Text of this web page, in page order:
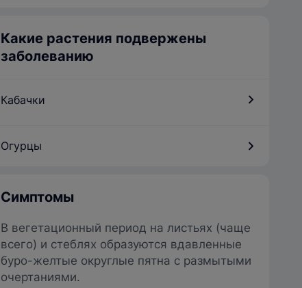
Какие растения подвержены
заболеванию
Кабачки
Огурцы
Симптомы
В вегетационный период на листьях (чаще
всего) и стеблях образуются вдавленные
буро-желтые округлые пятна с размытыми
очертаниями.